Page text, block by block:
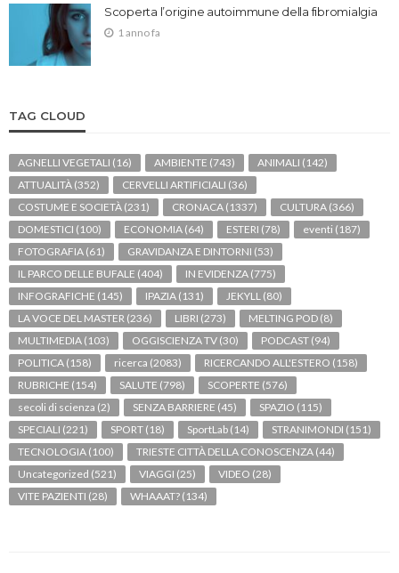
Scoperta l’origine autoimmune della fibromialgia
1 anno fa
TAG CLOUD
AGNELLI VEGETALI (16) AMBIENTE (743) ANIMALI (142)
ATTUALITÀ (352) CERVELLI ARTIFICIALI (36)
COSTUME E SOCIETÀ (231) CRONACA (1337) CULTURA (366)
DOMESTICI (100) ECONOMIA (64) ESTERI (78) eventi (187)
FOTOGRAFIA (61) GRAVIDANZA E DINTORNI (53)
IL PARCO DELLE BUFALE (404) IN EVIDENZA (775)
INFOGRAFICHE (145) IPAZIA (131) JEKYLL (80)
LA VOCE DEL MASTER (236) LIBRI (273) MELTING POD (8)
MULTIMEDIA (103) OGGISCIENZA TV (30) PODCAST (94)
POLITICA (158) ricerca (2083) RICERCANDO ALL'ESTERO (158)
RUBRICHE (154) SALUTE (798) SCOPERTE (576)
secoli di scienza (2) SENZA BARRIERE (45) SPAZIO (115)
SPECIALI (221) SPORT (18) SportLab (14) STRANIMONDI (151)
TECNOLOGIA (100) TRIESTE CITTÀ DELLA CONOSCENZA (44)
Uncategorized (521) VIAGGI (25) VIDEO (28)
VITE PAZIENTI (28) WHAAAT? (134)